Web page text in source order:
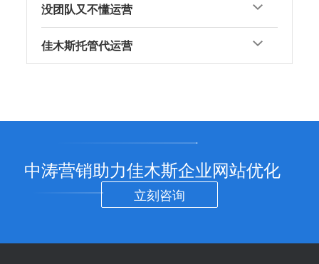
没团队又不懂运营
佳木斯托管代运营
中涛营销助力佳木斯企业网站优化
立刻咨询